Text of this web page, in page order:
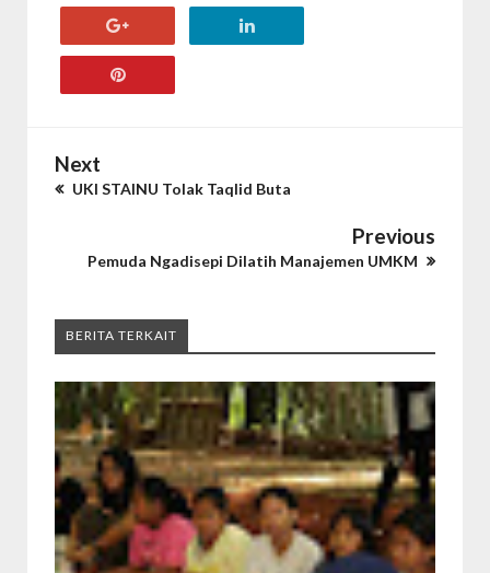
Next
UKI STAINU Tolak Taqlid Buta
Previous
Pemuda Ngadisepi Dilatih Manajemen UMKM
BERITA TERKAIT